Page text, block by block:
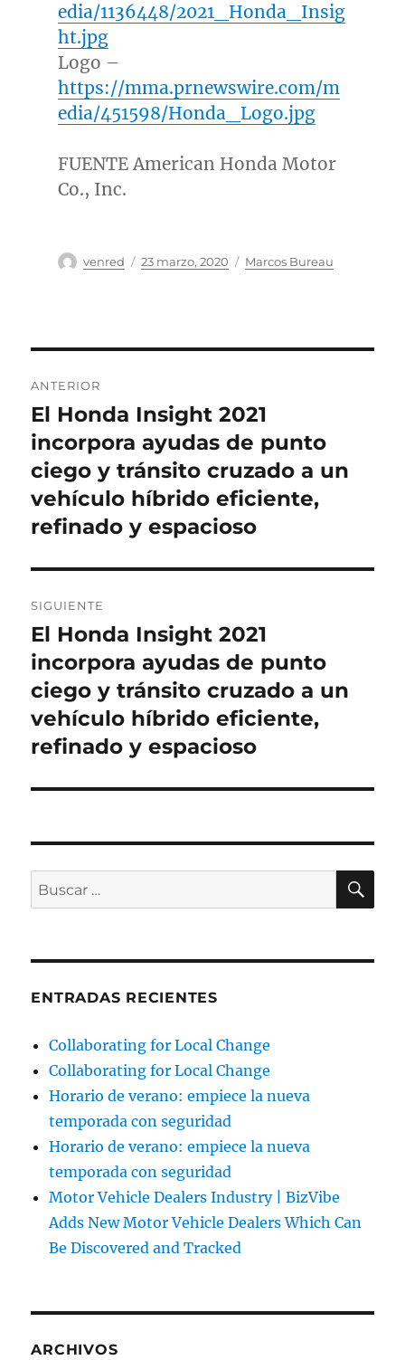
edia/1136448/2021_Honda_Insig
ht.jpg
Logo –
https://mma.prnewswire.com/m
edia/451598/Honda_Logo.jpg
FUENTE American Honda Motor
Co., Inc.
Autor
venred
Publicado
23 marzo, 2020 Categorías
Marcos Bureau
de
entradas
ANTERIOR
Entrada
anterior:
El Honda Insight 2021
incorpora ayudas de punto
ciego y tránsito cruzado a un
vehículo híbrido eficiente,
refinado y espacioso
SIGUIENTE
Entrada
siguiente:
El Honda Insight 2021
incorpora ayudas de punto
ciego y tránsito cruzado a un
vehículo híbrido eficiente,
refinado y espacioso
Buscar
por:
ENTRADAS RECIENTES
Collaborating for Local Change
Collaborating for Local Change
Horario de verano: empiece la nueva
temporada con seguridad
Horario de verano: empiece la nueva
temporada con seguridad
Motor Vehicle Dealers Industry | BizVibe
Adds New Motor Vehicle Dealers Which Can
Be Discovered and Tracked
ARCHIVOS